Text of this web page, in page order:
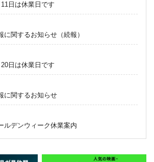
11日は休業日です
に関するお知らせ（続報）
20日は休業日です
に関するお知らせ
ルデンウィーク休業案内